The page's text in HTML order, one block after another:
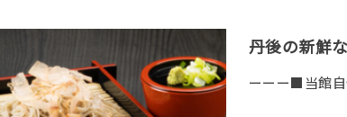
丹後の新鮮
ーーー■当館